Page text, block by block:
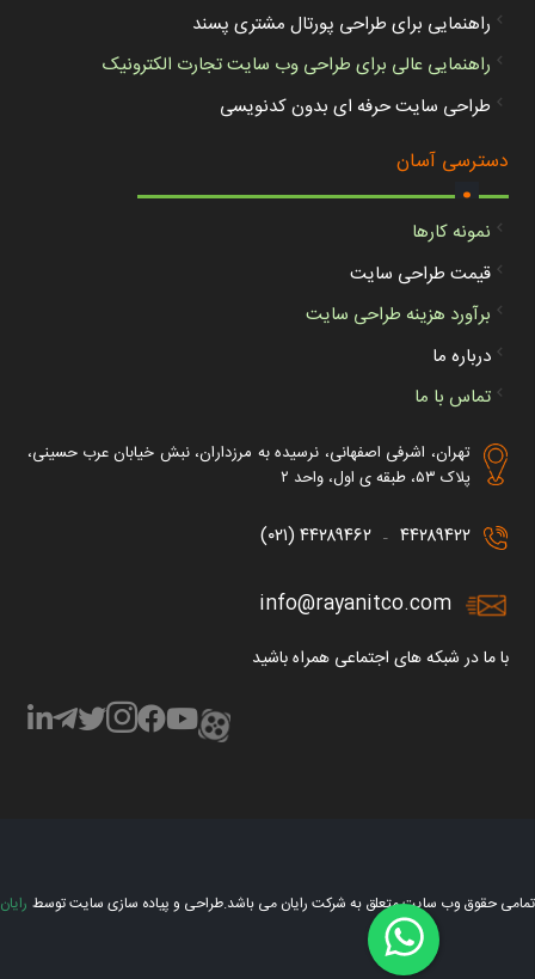
راهنمایی برای طراحی پورتال مشتری پسند
راهنمایی عالی برای طراحی وب سایت تجارت الکترونیک
طراحی سایت حرفه ای بدون کدنویسی
دسترسی آسان
.
نمونه کارها
قیمت طراحی سایت
برآورد هزینه طراحی سایت
درباره ما
تماس با ما
تهران، اشرفی اصفهانی، نرسیده به مرزداران، نبش خیابان عرب حسینی،
پلاک ۵۳، طبقه ی اول، واحد ۲
۴۴۲۸۹۴۲۲ – ۴۴۲۸۹۴۶۲ (۰۲۱)
info@rayanitco.com
با ما در شبکه های اجتماعی همراه باشید
تمامی حقوق وب سایت متعلق به شرکت رایان می باشد.طراحی و پیاده سازی سایت توسط رایان